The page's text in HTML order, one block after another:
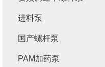
进料泵
国产螺杆泵
PAM加药泵